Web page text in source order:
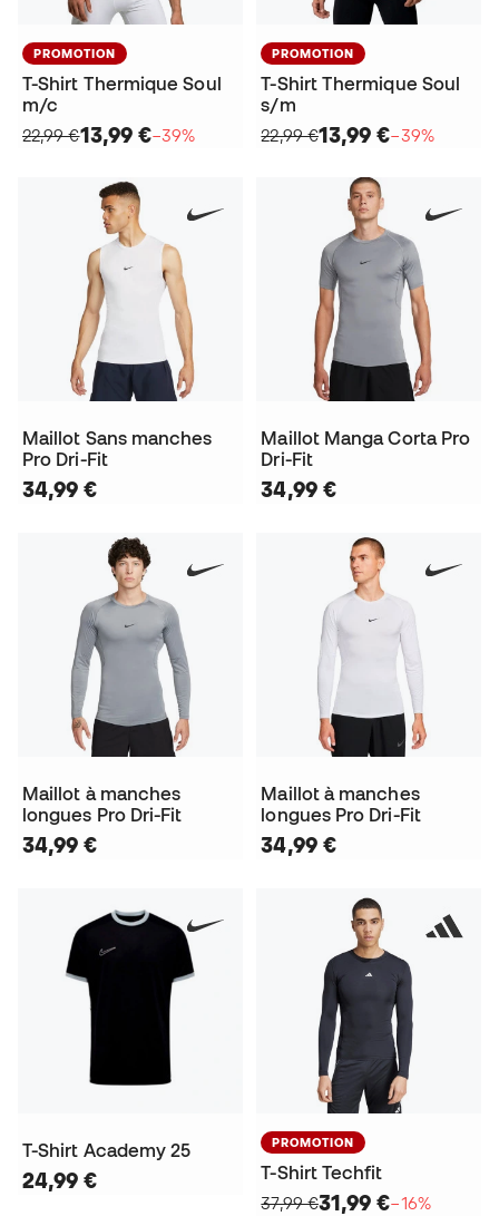
PROMOTION
T-Shirt Thermique Soul
m/c
22,99 €13,99 €−39%
PROMOTION
T-Shirt Thermique Soul
s/m
22,99 €13,99 €−39%
Maillot Sans manches
Pro Dri-Fit
34,99 €
Maillot Manga Corta Pro
Dri-Fit
34,99 €
Maillot à manches
longues Pro Dri-Fit
34,99 €
Maillot à manches
longues Pro Dri-Fit
34,99 €
T-Shirt Academy 25
24,99 €
PROMOTION
T-Shirt Techfit
37,99 €31,99 €−16%